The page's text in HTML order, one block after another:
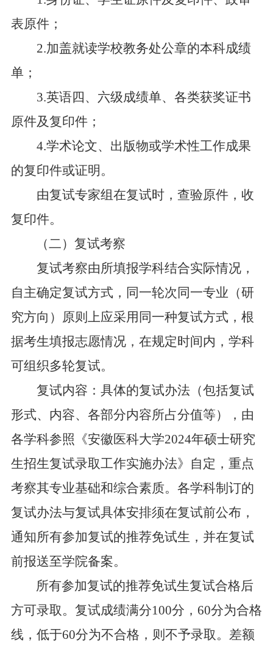
表原件；
2.加盖就读学校教务处公章的本科成绩
单；
3.英语四、六级成绩单、各类获奖证书
原件及复印件；
4.学术论文、出版物或学术性工作成果
的复印件或证明。
由复试专家组在复试时，查验原件，收
复印件。
（二）复试考察
复试考察由所填报学科结合实际情况，
自主确定复试方式，同一轮次同一专业（研
究方向）原则上应采用同一种复试方式，根
据考生填报志愿情况，在规定时间内，学科
可组织多轮复试。
复试内容： 具体的复试办法（包括复试
形式、内容、各部分内容所占分值等），由
各学科参照《安徽医科大学2024年硕士研究
生招生复试录取工作实施办法》
自定，重点
考察其专业基础和综合素质。各学科制 订的
复试办法与复试具体安排须在复试前公布，
通知所有参加复试的推荐免试生，并在复试
前报送至学院备案。
所有参加复试的推荐免试生复试合格后
方可录取。复试成绩满分100分， 60分为合格
线，低于60分为不合格，则不予录取。差额